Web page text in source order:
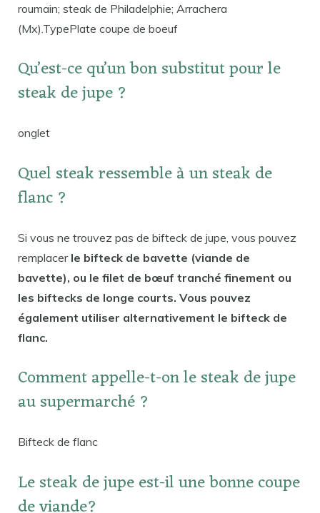
roumain; steak de Philadelphie; Arrachera
(Mx).TypePlate coupe de boeuf
Qu’est-ce qu’un bon substitut pour le
steak de jupe ?
onglet
Quel steak ressemble à un steak de
flanc ?
Si vous ne trouvez pas de bifteck de jupe, vous pouvez
remplacer le bifteck de bavette (viande de
bavette), ou le filet de bœuf tranché finement ou
les biftecks ​​de longe courts. Vous pouvez
également utiliser alternativement le bifteck de
flanc.
Comment appelle-t-on le steak de jupe
au supermarché ?
Bifteck de flanc
Le steak de jupe est-il une bonne coupe